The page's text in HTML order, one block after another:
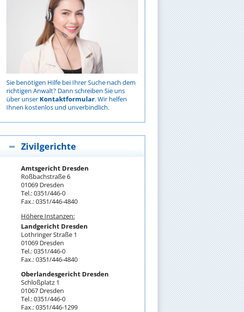
Sie benötigen Hilfe bei Ihrer Suche nach dem
richtigen Anwalt? Dann schreiben Sie uns
über unser Kontaktformular. Wir helfen
Ihnen kostenlos und unverbindlich.
Zivilgerichte
Amtsgericht Dresden
Roßbachstraße 6
01069 Dresden
Tel.: 0351/446-0
Fax.: 0351/446-4840
Höhere Instanzen:
Landgericht Dresden
Lothringer Straße 1
01069 Dresden
Tel.: 0351/446-0
Fax.: 0351/446-4840
Oberlandesgericht Dresden
Schloßplatz 1
01067 Dresden
Tel.: 0351/446-0
Fax.: 0351/446-1299